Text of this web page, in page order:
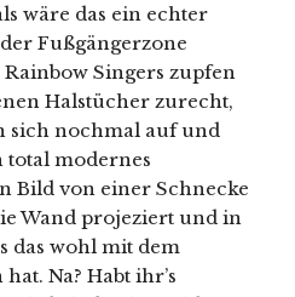
wäre das ein echter
Fußgängerzone
Singers zupfen
Halstücher zurecht,
sich nochmal auf und
total modernes
Bild von einer Schnecke
Wand projeziert und in
das wohl mit dem
Na? Habt ihr’s